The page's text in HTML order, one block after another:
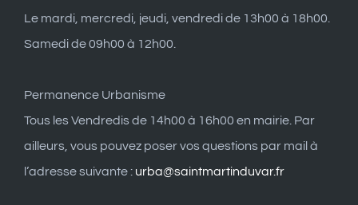
Le mardi, mercredi, jeudi, vendredi de 13h00 à 18h00.
Samedi de 09h00 à 12h00.
Permanence Urbanisme
Tous les Vendredis de 14h00 à 16h00 en mairie. Par
ailleurs, vous pouvez poser vos questions par mail à
l’adresse suivante : urba@saintmartinduvar.fr